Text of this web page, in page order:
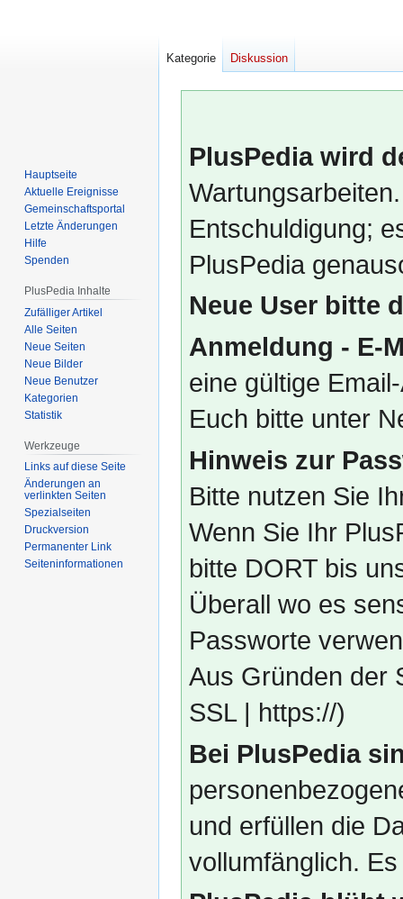
PlusPedia wird
Entschuldigung;
PlusPedia
Neue User bitte
Anmeldung - E-
eine gültige
Euch bitte unter
Hinweis zur
Bitte nutzen Sie
Wenn Sie Ihr
bitte DORT bis
Überall wo es
Passworte
Aus Gründen der
SSL | https://)
Bei PlusPedia
und erfüllen die
vollumfänglich.
Kategorie Diskussion
Hauptseite
Aktuelle Ereignisse
Gemeinschafts­portal
Letzte Änderungen
Hilfe
Spenden
PlusPedia Inhalte
Zufälliger Artikel
Alle Seiten
Neue Seiten
Neue Bilder
Neue Benutzer
Kategorien
Statistik
Werkzeuge
Links auf diese Seite
Änderungen an
verlinkten Seiten
Spezialseiten
Druckversion
Permanenter Link
Seiten­­informationen